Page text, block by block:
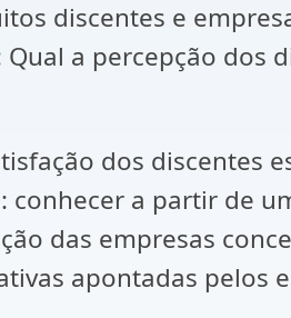
discentes e
a percepção dos
dos discentes
conhecer a partir de
das empresas
apontadas pelos